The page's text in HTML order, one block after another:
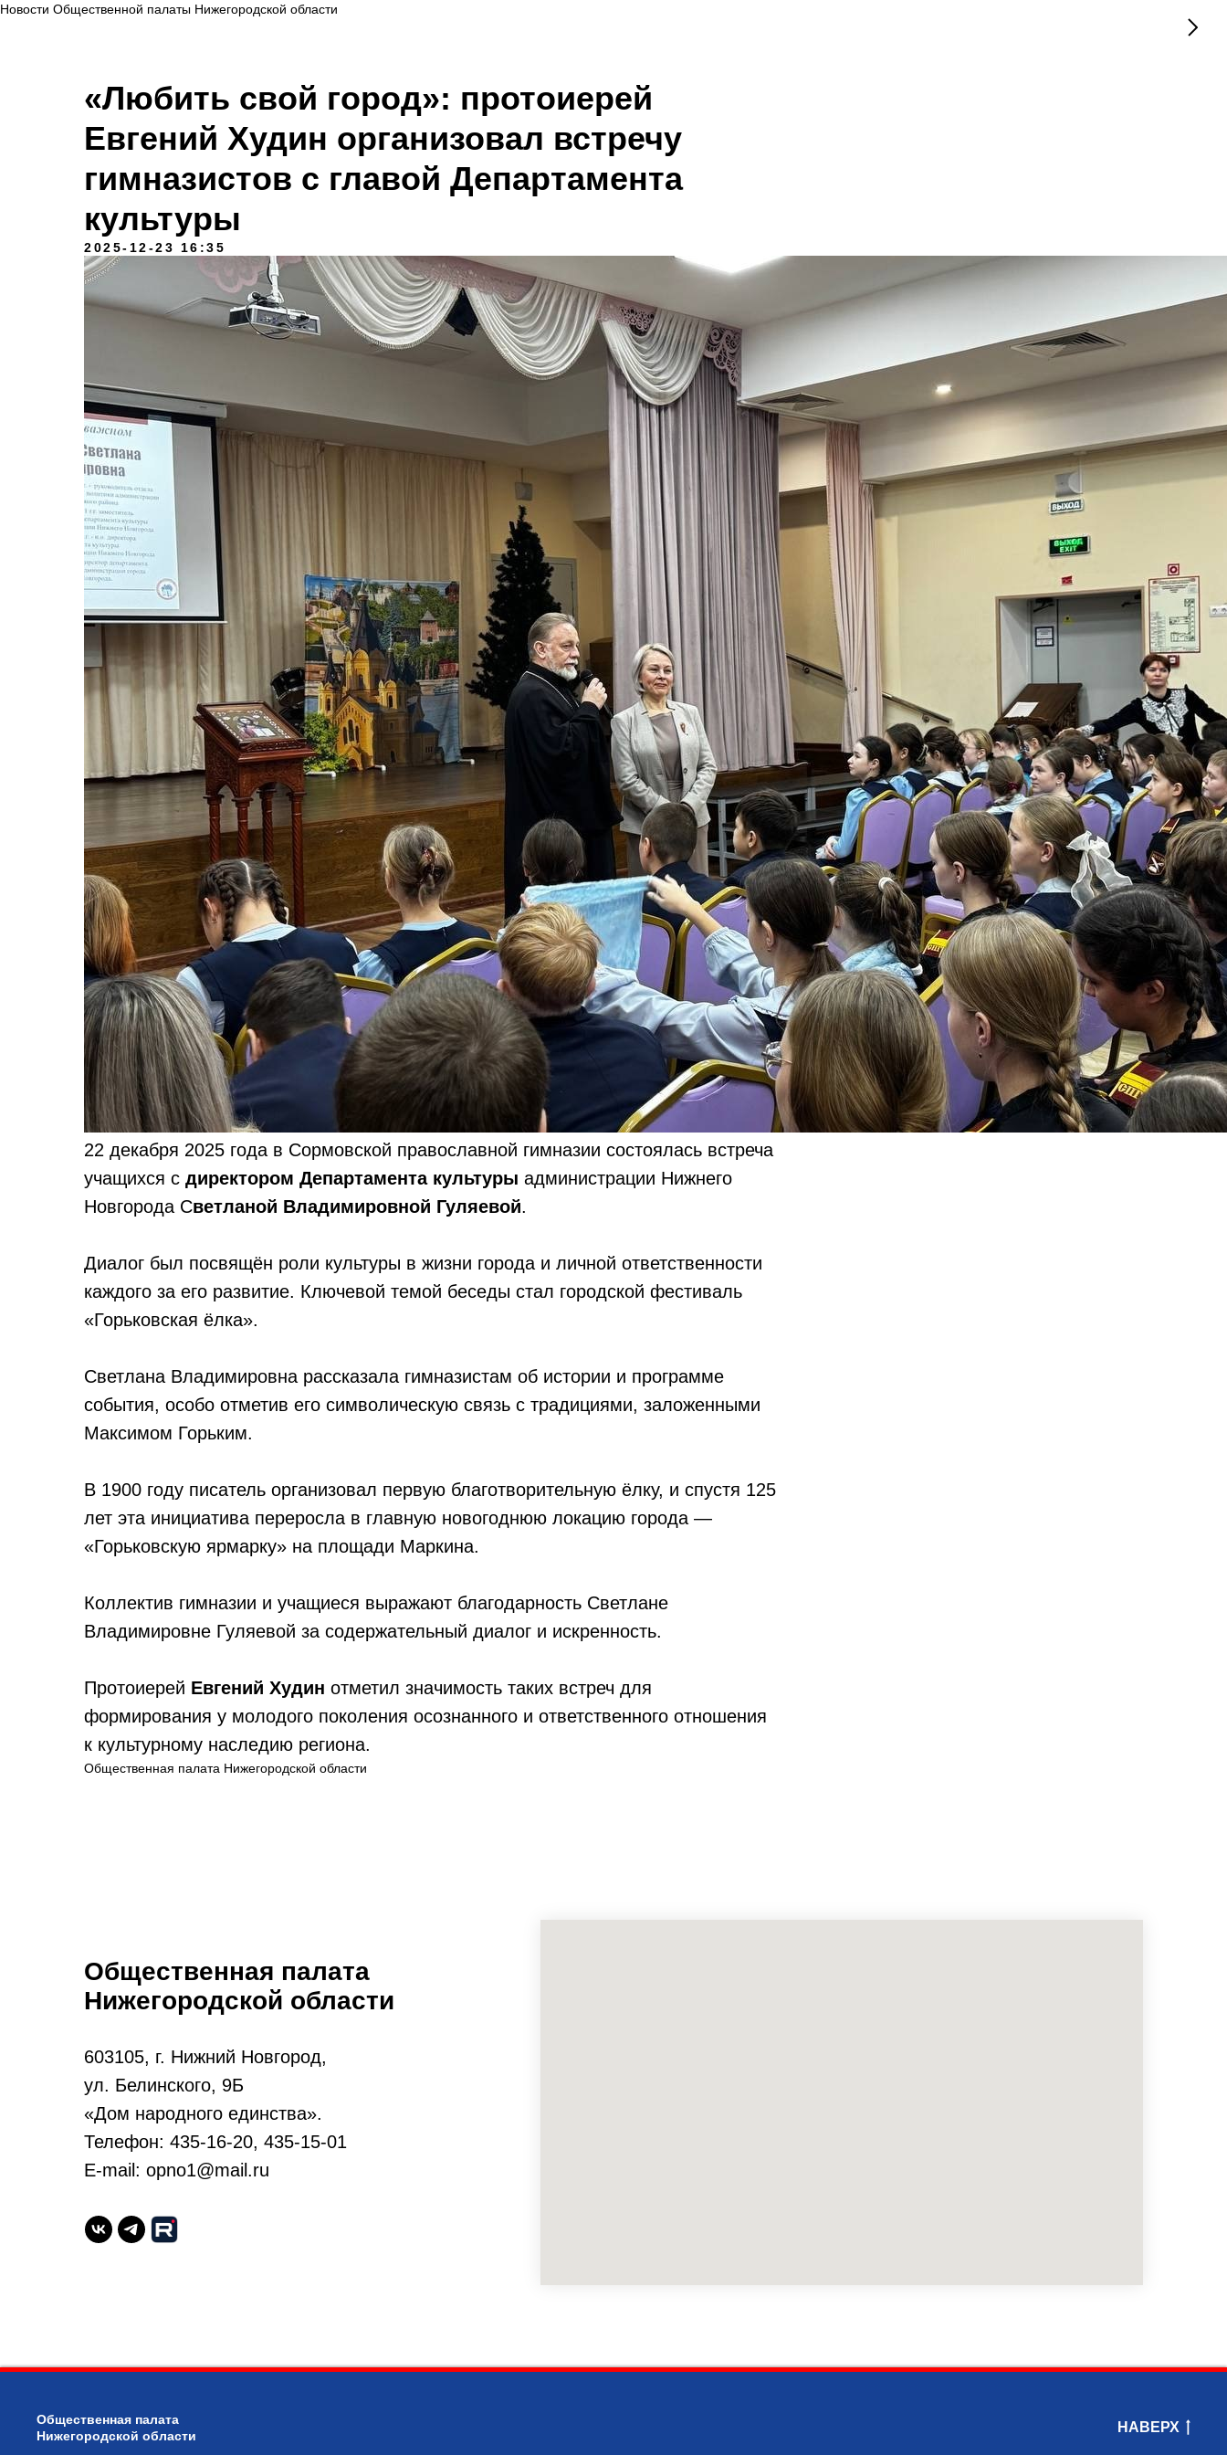
Новости Общественной палаты Нижегородской области
«Любить свой город»: протоиерей
Евгений Худин организовал встречу
гимназистов с главой Департамента
культуры
2025-12-23 16:35
22 декабря 2025 года в Сормовской православной гимназии состоялась встреча
учащихся с директором Департамента культуры администрации Нижнего
Новгорода Светланой Владимировной Гуляевой.
Диалог был посвящён роли культуры в жизни города и личной ответственности
каждого за его развитие. Ключевой темой беседы стал городской фестиваль
«Горьковская ёлка».
Светлана Владимировна рассказала гимназистам об истории и программе
события, особо отметив его символическую связь с традициями, заложенными
Максимом Горьким.
В 1900 году писатель организовал первую благотворительную ёлку, и спустя 125
лет эта инициатива переросла в главную новогоднюю локацию города —
«Горьковскую ярмарку» на площади Маркина.
Коллектив гимназии и учащиеся выражают благодарность Светлане
Владимировне Гуляевой за содержательный диалог и искренность.
Протоиерей Евгений Худин отметил значимость таких встреч для
формирования у молодого поколения осознанного и ответственного отношения
к культурному наследию региона.
Общественная палата Нижегородской области
Общественная палата
Нижегородской области
603105, г. Нижний Новгород,
ул. Белинского, 9Б
«Дом народного единства».
Телефон: 435-16-20, 435-15-01
E-mail: opno1@mail.ru
Общественная палата
Нижегородской области
НАВЕРХ